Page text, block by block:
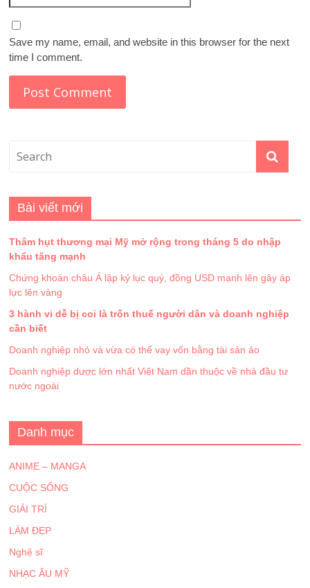
Save my name, email, and website in this browser for the next
time I comment.
Bài viết mới
Thâm hụt thương mại Mỹ mở rộng trong tháng 5 do nhập
khẩu tăng mạnh
Chứng khoán châu Á lập kỷ lục quý, đồng USD mạnh lên gây áp
lực lên vàng
3 hành vi dễ bị coi là trốn thuế người dân và doanh nghiệp
cần biết
Doanh nghiệp nhỏ và vừa có thể vay vốn bằng tài sản ảo
Doanh nghiệp dược lớn nhất Việt Nam dần thuộc về nhà đầu tư
nước ngoài
Danh mục
ANIME – MANGA
CUỘC SỐNG
GIẢI TRÍ
LÀM ĐẸP
Nghệ sĩ
NHẠC ÂU MỸ